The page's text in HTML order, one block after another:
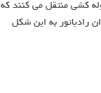
کشی منتقل می کنند که
رادیاتور به این شکل